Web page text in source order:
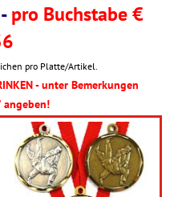
-pro Buchstabe €
pro Platte/Artikel.
- unter Bemerkungen
angeben!